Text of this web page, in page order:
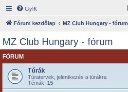
GyIK
Fórum kezdőlap MZ Club Hungary - fórum
MZ Club Hungary - fórum
FÓRUM
Túrák
Túratervek, jelentkezés a túrákra
Témák: 15